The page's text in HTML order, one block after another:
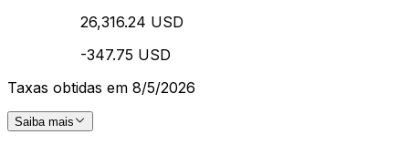
26,316.24 USD
-347.75 USD
Taxas obtidas em 8/5/2026
Saiba mais